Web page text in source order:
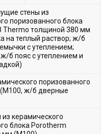
стены из
поризованного блока
Thermo толщиной 380 мм
на теплый раствор; ж/б
с утеплением;
б пояс с утеплением и
поризованного
ж/б дверные
из керамического
блока Porotherm